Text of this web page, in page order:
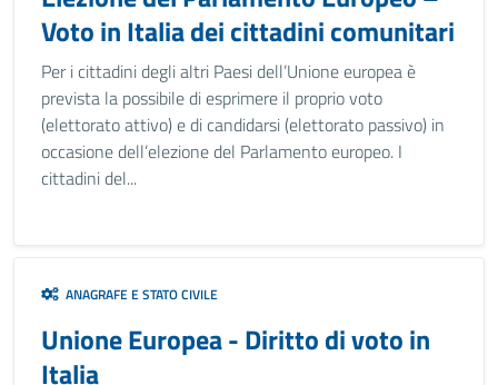
Voto in Italia dei cittadini comunitari
Per i cittadini degli altri Paesi dell’Unione europea è
prevista la possibile di esprimere il proprio voto
(elettorato attivo) e di candidarsi (elettorato passivo) in
occasione dell’elezione del Parlamento europeo. I
cittadini del...
ANAGRAFE E STATO CIVILE
Unione Europea - Diritto di voto in
Italia